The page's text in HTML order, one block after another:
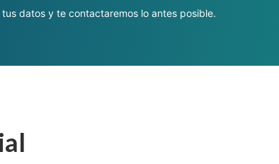
datos y te contactaremos lo antes posible.